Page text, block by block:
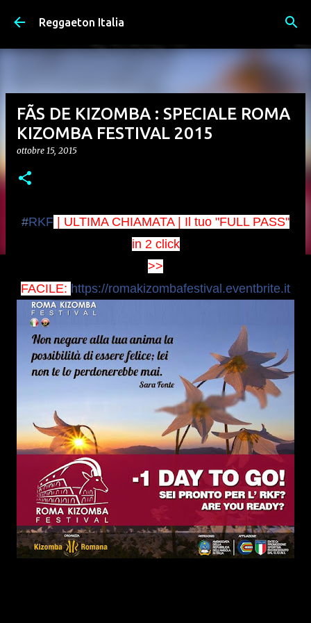
Passa ai contenuti principali
Reggaeton Italia
FÃS DE KIZOMBA : SPECIALE ROMA
KIZOMBA FESTIVAL 2015
ottobre 15, 2015
‪#‎RKF‬
| ULTIMA CHIAMATA | Il tuo "FULL PASS"
in 2 click
>>
FACILE: https://romakizombafestival.eventbrite.it